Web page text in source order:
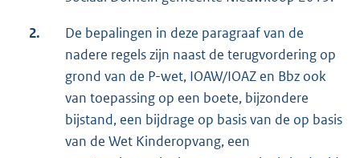
2.
De bepalingen in deze paragraaf van de
nadere regels zijn naast de terugvordering op
grond van de P-wet, IOAW/IOAZ en Bbz ook
van toepassing op een boete, bijzondere
bijstand, een bijdrage op basis van de op basis
van de Wet Kinderopvang, een